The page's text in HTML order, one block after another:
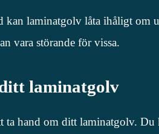
laminatgolv låta ihåligt om
vara störande för vissa.
laminatgolv
ta hand om ditt laminatgolv. Du